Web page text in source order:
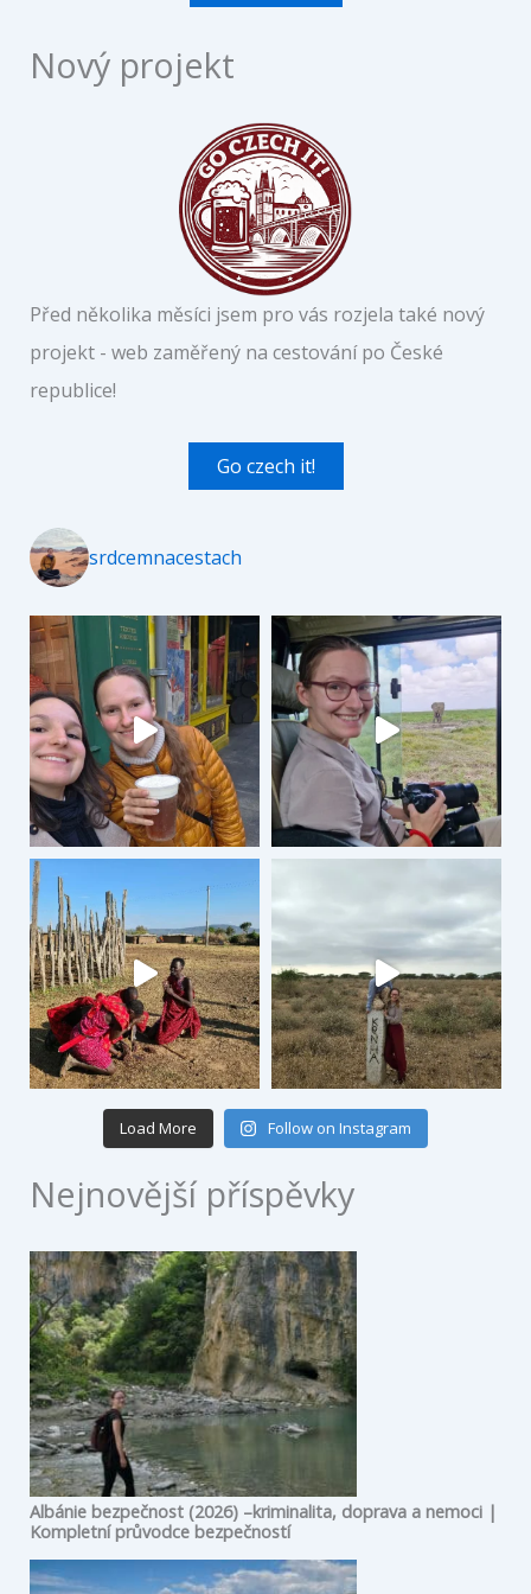
Nový projekt
Před několika měsíci jsem pro vás rozjela také nový
projekt - web zaměřený na cestování po České
republice!
Go czech it!
srdcemnacestach
Load More Follow on Instagram
Nejnovější příspěvky
Albánie bezpečnost (2026) –kriminalita, doprava a nemoci |
Kompletní průvodce bezpečností